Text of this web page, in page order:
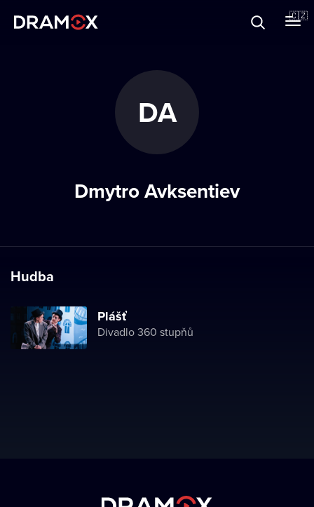
🇨🇿
DA
Dmytro Avksentiev
Hudba
Plášť
Divadlo 360 stupňů